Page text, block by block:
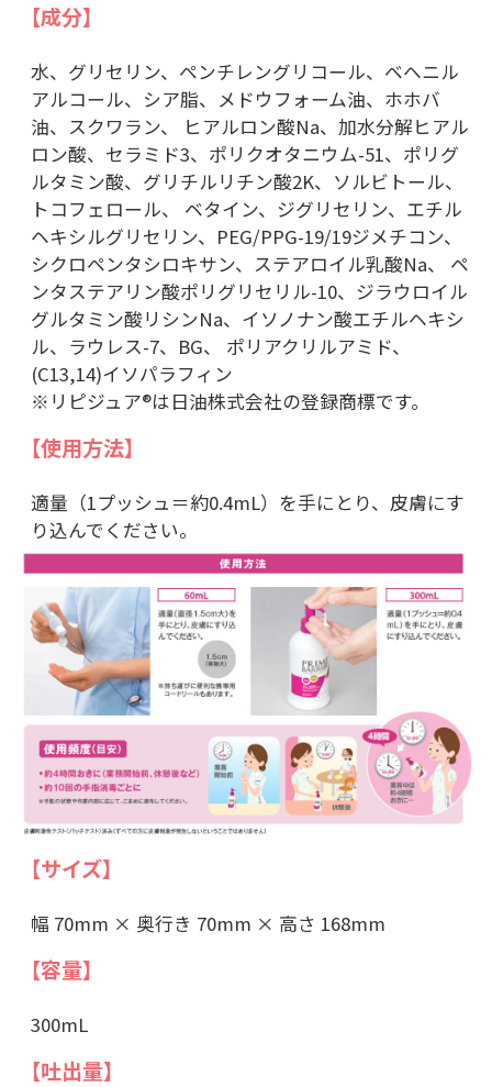
【成分】
水、グリセリン、ペンチレングリコール、ベヘニル
アルコール、シア脂、メドウフォーム油、ホホバ
油、スクワラン、 ヒアルロン酸Na、加水分解ヒアル
ロン酸、セラミド3、ポリクオタニウム-51、ポリグ
ルタミン酸、グリチルリチン酸2K、ソルビトール、
トコフェロール、 ベタイン、ジグリセリン、エチル
ヘキシルグリセリン、PEG/PPG-19/19ジメチコン、
シクロペンタシロキサン、ステアロイル乳酸Na、 ペ
ンタステアリン酸ポリグリセリル-10、ジラウロイル
グルタミン酸リシンNa、イソノナン酸エチルヘキシ
ル、ラウレス-7、BG、 ポリアクリルアミド、
(C13,14)イソパラフィン
※リピジュア®は日油株式会社の登録商標です。
【使用方法】
適量（1プッシュ＝約0.4mL）を手にとり、皮膚にす
り込んでください。
【サイズ】
幅 70mm × 奥行き 70mm × 高さ 168mm
【容量】
300mL
【吐出量】